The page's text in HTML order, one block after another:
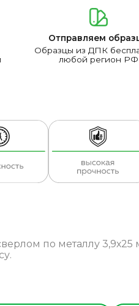
Отправляем
Образцы из ДПК
любой регион РФ
по металлу